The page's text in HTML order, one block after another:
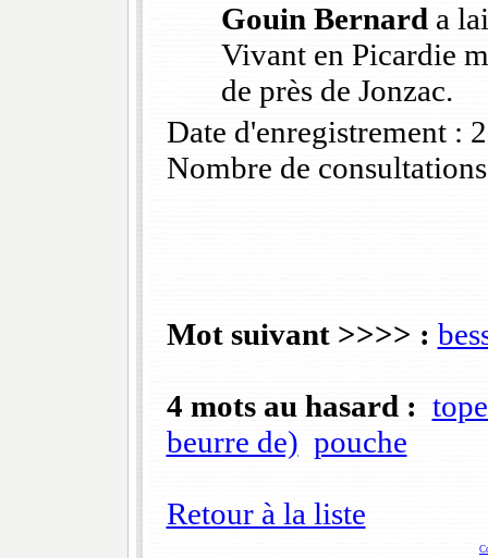
Gouin Bernard a
Vivant en Picardie
de près de Jonzac.
Date d'enregistrement :
Nombre de
Mot suivant >>>> :
4 mots au hasard :
beurre de) pouche
Retour à la liste